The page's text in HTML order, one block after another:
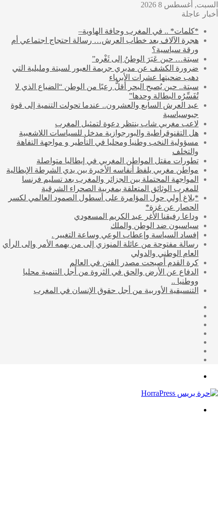
السبت, أغسطس 8 2026
أخبار عاجلة
*كلمات* .. في المغرب وحافة الهاوية–
هجرة الآلاف بعد خطاب العرش… رسالة احتجاج اجتماعي أم
ورقة سياسية؟
سبتة… حين عَبَرَ الوطنُ إلى ثَغْره”
ضرورة الكشف عن مدبري جريمة العبور لسبتة ومليلية التي
دهب ضحيتها عشرات الأبرياء
سبتة.. حين يُصبح البحر أقلُّ رعبًا من الوطن “الضياع الذي لا
تُفَسِّرُه البطالة وحدها”
عيد العرش السابع والعشرون.. عندما تحولت التنمية إلى قوة
جيوسياسية
لاعب مغربي شاب ينتظر دعوة لتمثيل المغرب
هل التقنوقراطية والبورجوازية مدخل للسياسات اللاشعبية
مسؤولية النخب وطنيا ومحليا في التأطير و مواجهة التفاهة
والتخلف
تطورات مقتل المواطن المغربي في إيطاليا متواصلة
مواطن مغربي يلفظ أنفاسه الأخيرة بين يدي الشرطة الإيطالية
المواجهة المحتملة بين الجزائر والمغرب بعد تسليم فرنسا
للمغرب الوثائق المتعلقة بمغربية الصحراء الشرقية
*بلاغ أولي حول المؤامرة على أسطول الصمود العالمي لكسر
الحصار عن غزة*
وداعا رفيقنا الأغر عبد الكريم المسعودي
سياسيون ضد الوطن والملك
إفساد السياسة وإعطاب الوعي وساعة التغيير .
رسالة مفتوحة من عائلة المنوزي إلى من يهمه الأمر وإلى الرأي
العام الوطني والدولي
كرة القدم أصبحت مصدر الفتن في العالم
الدفاع عن الأرض والحق في الثروة من أجل التنمية محليا
ووطنيا ..
التنسيقية الأوربية من أجل حقوق الإنسان في المغرب